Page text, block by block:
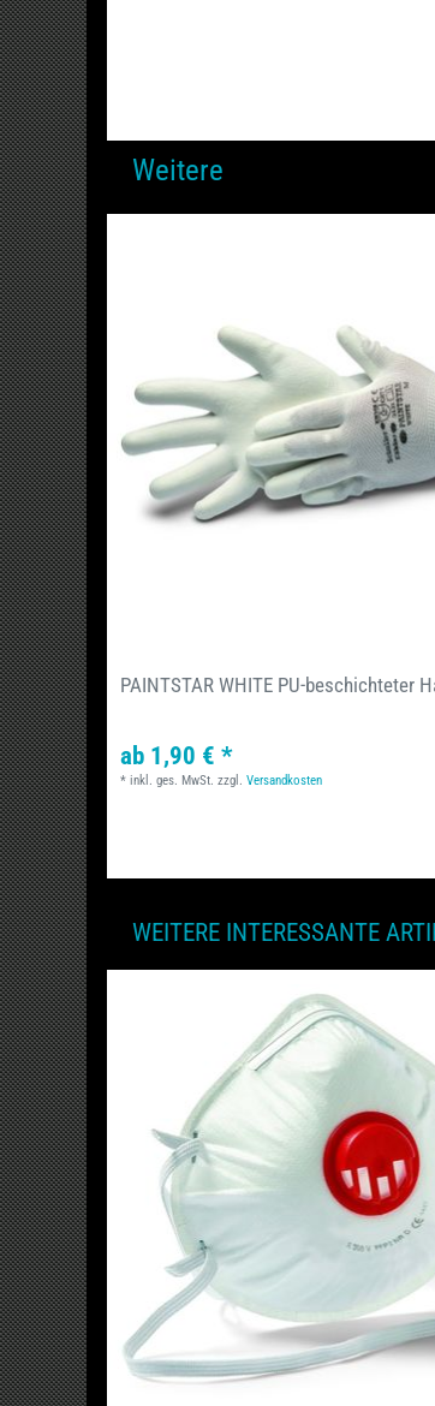
Weitere
PAINTSTAR WHITE PU-beschichteter
ab 1,90 € *
*inkl. ges. MwSt. zzgl.Versandkosten
WEITERE INTERESSANTE